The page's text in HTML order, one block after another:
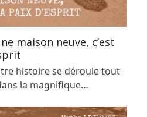
maison neuve, c’est
histoire se déroule tout
la magnifique…